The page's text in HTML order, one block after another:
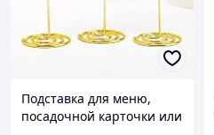
Подставка для меню,
посадочной карточки или